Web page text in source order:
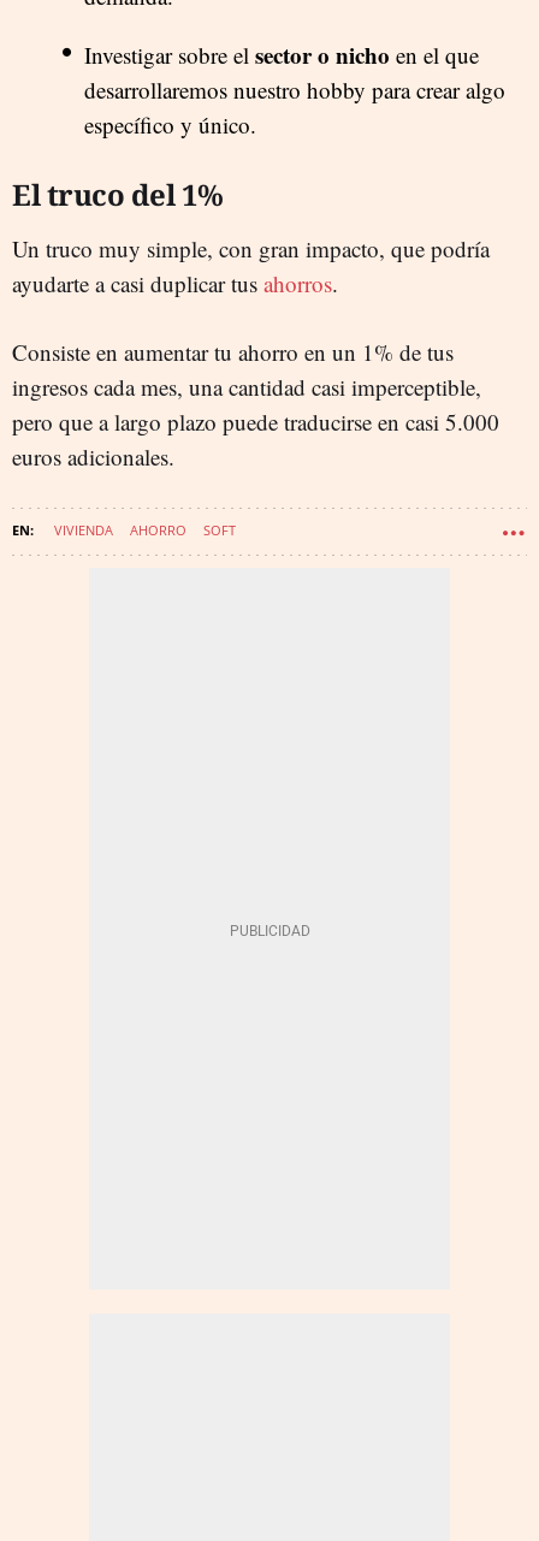
Investigar sobre el sector o nicho en el que
desarrollaremos nuestro hobby para crear algo
específico y único.
El truco del 1%
Un truco muy simple, con gran impacto, que podría
ayudarte a casi duplicar tus ahorros.
Consiste en aumentar tu ahorro en un 1% de tus
ingresos cada mes, una cantidad casi imperceptible,
pero que a largo plazo puede traducirse en casi 5.000
euros adicionales.
VIVIENDA AHORRO SOFT